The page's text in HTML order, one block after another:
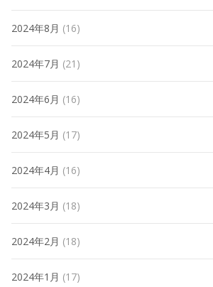
2024年8月 (16)
2024年7月 (21)
2024年6月 (16)
2024年5月 (17)
2024年4月 (16)
2024年3月 (18)
2024年2月 (18)
2024年1月 (17)